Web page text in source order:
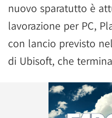
nuovo sparatutto è
lavorazione per PC,
con lancio previsto
di Ubisoft, che